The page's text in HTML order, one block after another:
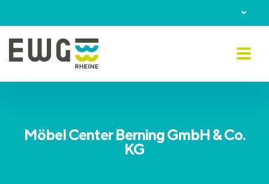
to
content
Möbel Center Berning GmbH & Co.
KG